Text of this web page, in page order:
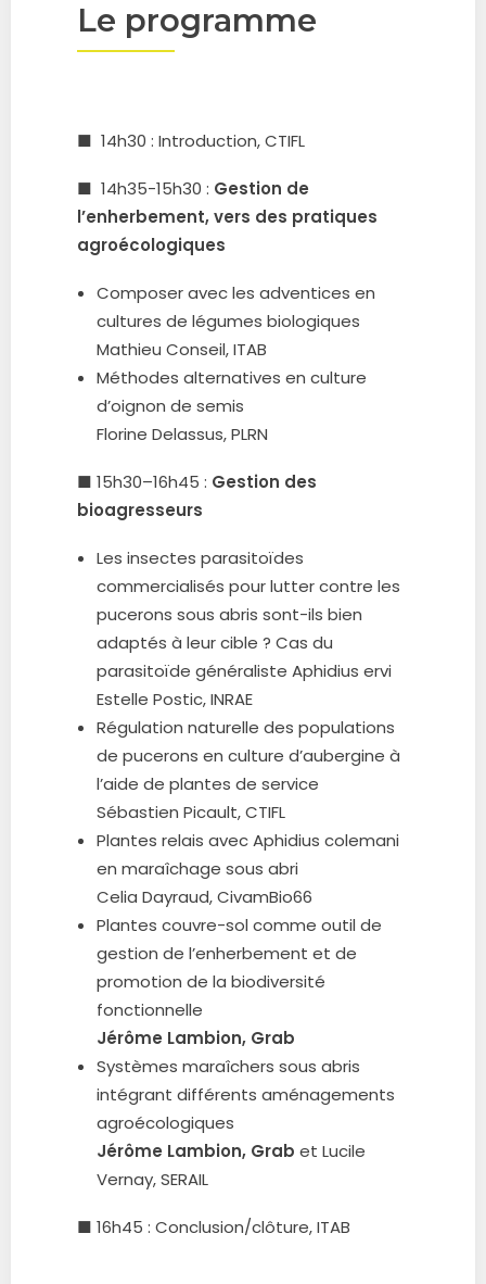
Le programme
■ 14h30 : Introduction, CTIFL
■ 14h35-15h30 : Gestion de
l’enherbement, vers des pratiques
agroécologiques
Composer avec les adventices en
cultures de légumes biologiques
Mathieu Conseil, ITAB
Méthodes alternatives en culture
d’oignon de semis
Florine Delassus, PLRN
■ 15h30–16h45 : Gestion des
bioagresseurs
Les insectes parasitoïdes
commercialisés pour lutter contre les
pucerons sous abris sont-ils bien
adaptés à leur cible ? Cas du
parasitoïde généraliste Aphidius ervi
Estelle Postic, INRAE
Régulation naturelle des populations
de pucerons en culture d’aubergine à
l’aide de plantes de service
Sébastien Picault, CTIFL
Plantes relais avec Aphidius colemani
en maraîchage sous abri
Celia Dayraud, CivamBio66
Plantes couvre-sol comme outil de
gestion de l’enherbement et de
promotion de la biodiversité
fonctionnelle
Jérôme Lambion, Grab
Systèmes maraîchers sous abris
intégrant différents aménagements
agroécologiques
Jérôme Lambion, Grab et Lucile
Vernay, SERAIL
■ 16h45 : Conclusion/clôture, ITAB